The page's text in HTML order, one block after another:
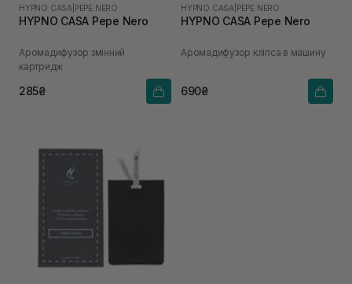
HYPNO CASA PEPE NERO
HYPNO CASA Pepe Nero
Аромадифузор змінний
картридж
285₴
HYPNO CASA PEPE NERO
HYPNO CASA Pepe Nero
Аромадифузор кліпса в машину
690₴